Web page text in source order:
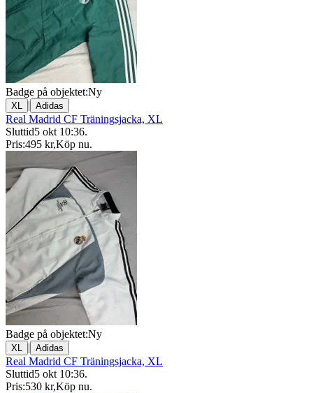
Badge på objektet:Ny
XL | Adidas
Real Madrid CF Träningsjacka, XL
Sluttid5 okt 10:36.
Pris:495 kr,Köp nu.
Badge på objektet:Ny
XL | Adidas
Real Madrid CF Träningsjacka, XL
Sluttid5 okt 10:36.
Pris:530 kr,Köp nu.